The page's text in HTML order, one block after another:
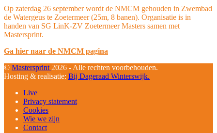
Op zaterdag 26 september wordt de NMCM gehouden in Zwembad
de Watergeus te Zoetermeer (25m, 8 banen). Organisatie is in
handen van SG LinK-ZV Zoetermeer Masters samen met
Mastersprint.
Ga hier naar de NMCM pagina
© Mastersprint 2026 - Alle rechten voorbehouden.
Hosting & realisatie: Bij Dageraad Winterswijk.
Live
Privacy statement
Cookies
Wie we zijn
Contact